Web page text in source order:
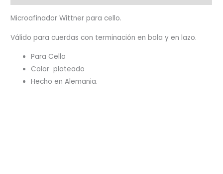
Microafinador Wittner para cello.
Válido para cuerdas con terminación en bola y en lazo.
Para Cello
Color plateado
Hecho en Alemania.